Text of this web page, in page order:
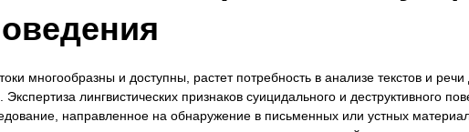
экспертиза
экспертиза
Медицинская экспертиза
экспертиза
Патентоведческая экспертиза
многообразны и доступны, растет потребность в анализе текстов и речи
лингвистических признаков суицидального и деструктивного
направленное на обнаружение в письменных или устных